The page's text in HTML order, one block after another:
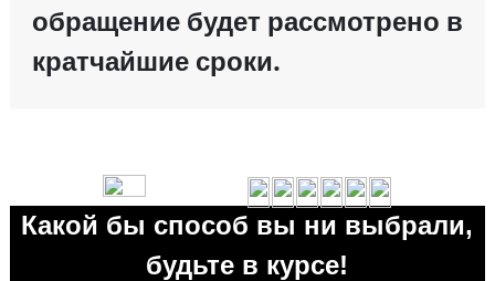
обращение будет рассмотрено в
кратчайшие сроки.
Какой бы способ вы ни выбрали,
будьте в курсе!